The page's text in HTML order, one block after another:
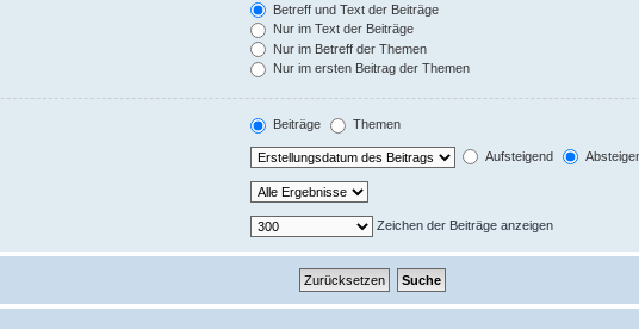
Betreff und Text der Beiträge
Nur im Text der Beiträge
Nur im Betreff der Themen
Nur im ersten Beitrag der Themen
Beiträge Themen
Aufsteigend
Zeichen der Beiträge anzeigen